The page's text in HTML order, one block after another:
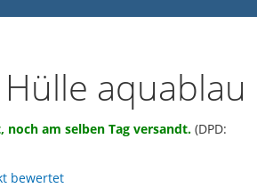
aquablau
am selben Tag versandt. (DPD:
bewertet